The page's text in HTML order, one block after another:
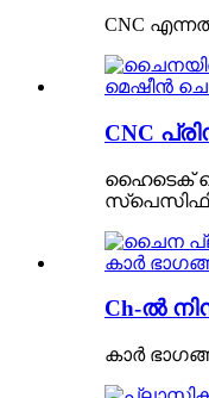
CNC
CNC
ഹൈടെക്
Ch-ൽ
കാർ